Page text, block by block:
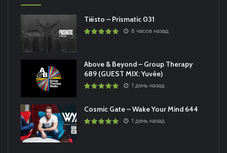
Tiësto – Prismatic 031
6 часов назад
Above & Beyond – Group Therapy
689 (GUEST MIX: Yuvèe)
1 день назад
Cosmic Gate – Wake Your Mind 644
1 день назад